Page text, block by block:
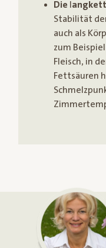
Die l
Stabilität
auch als
zum
Fleisch, in
Fettsäuren